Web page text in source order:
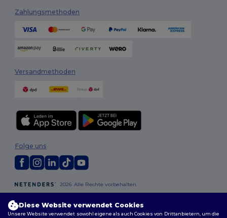
Zahlungsmethoden
Versandmethoden
2026. Alle Rechte vorbehalten
Allgemeine Geschäftsbedingungen|Personalisierungsrichtlinien|
Datenschutzbestimmungen
Cookie-Richtlinie
Folge uns
Diese Website verwendet Cookies
Unsere Website verwendet sowohl eigene als auch Cookies von Drittanbietern, um die